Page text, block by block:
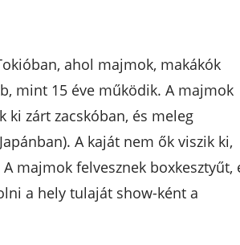
ahol majmok, makákók
mint 15 éve működik. A majmok
ki zárt zacskóban, és meleg
A kaját nem ők viszik ki,
majmok felvesznek boxkesztyűt,
a hely tulaját show-ként a